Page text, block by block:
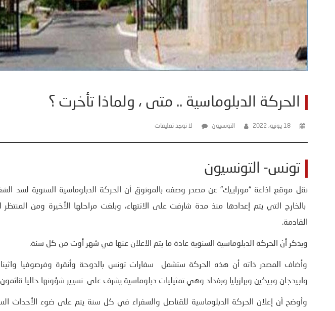
الحركة الدبلوماسية .. متى ، ولماذا تأخرت ؟
18 يونيو، 2022 التونسيون لا توجد تعليقات
تونس- التونسيون
نقل موقع اذاعة “موزاييك” عن مصدر وصفه بالموثوق أن الحركة الدبلوماسية السنوية لسد
بالخارج التي يتم إعدادها منذ مدة شارفت على الانتهاء، وبلغت مراحلها الأخيرة ومن المنتظر
القادمة.
ويذكر أنّ الحركة الدبلوماسية السنوية عادة ما يتم الاعلان عنها في شهر أوت من كل سنة.
وأضاف المصدر ذاته أن هذه الحركة ستشمل سفارات تونس بالدوحة وأنقرة وفرصوفيا واثينا
وابيدجان وبيكين وبرازيليا وبغداد وهي تمثيليات دبلوماسية يشرف على تسيير شؤونها حاليا قائمون
وأوضح أن إعلان الحركة الدبلوماسية للقناصل والسفراء في كل سنة يتم على ضوء الأحداث